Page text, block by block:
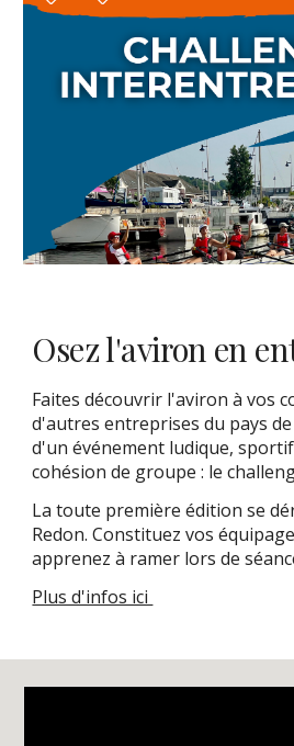
Osez l'aviron en
Faites découvrir l'aviron à vos
d'autres entreprises du pays
d'un événement ludique,
cohésion de groupe : le
La toute première édition se
Redon. Constituez vos
apprenez à ramer lors de
Plus d'infos ici